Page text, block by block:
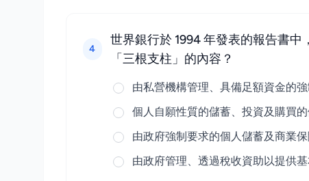
4
世界銀行於 1994 年發表的報告書
「三根支柱」的內容？
由私營機構管理、具備足額資金的
個人自願性質的儲蓄、投資及購買
由政府強制要求的個人儲蓄及商業
由政府管理、透過稅收資助以提供